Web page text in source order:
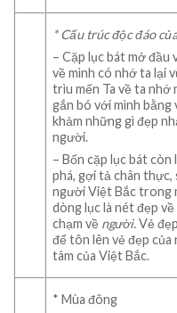
*Cấu trúc độc đáo
– Cặp lục bát mở đầu
về mình có nhớ ta lại
trìu mến Ta về ta nhớ
gắn bó với mình
khảm những gì đẹp
người.
– Bốn cặp lục bát còn
phá, gợi tả chân thực,
người Việt Bắc trong
dòng lục là nét đẹp về
chạm về người.Vẻ
để tôn lên vẻ đẹp
tâm của Việt Bắc.
* Mùa đông